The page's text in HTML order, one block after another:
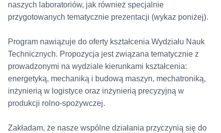
naszych laboratoriów, jak również specjalnie
przygotowanych tematycznie prezentacji (wykaz poniżej).
Program nawiązuje do oferty kształcenia Wydziału Nauk
Technicznych. Propozycja jest związana tematycznie z
prowadzonymi na wydziale kierunkami kształcenia:
energetyką, mechaniką i budową maszyn, mechatroniką,
inżynierią w logistyce oraz inżynierią precyzyjną w
produkcji rolno-spożywczej.
Zakładam, że nasze wspólne działania przyczynią się do